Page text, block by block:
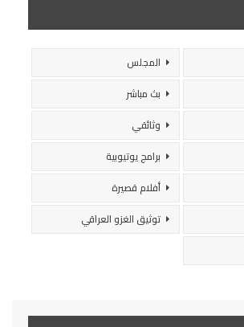
المجلس
بث مباشر
وثائقي
برامج يوتيوبية
أفلام قصيرة
توثيق الغزو العراقي